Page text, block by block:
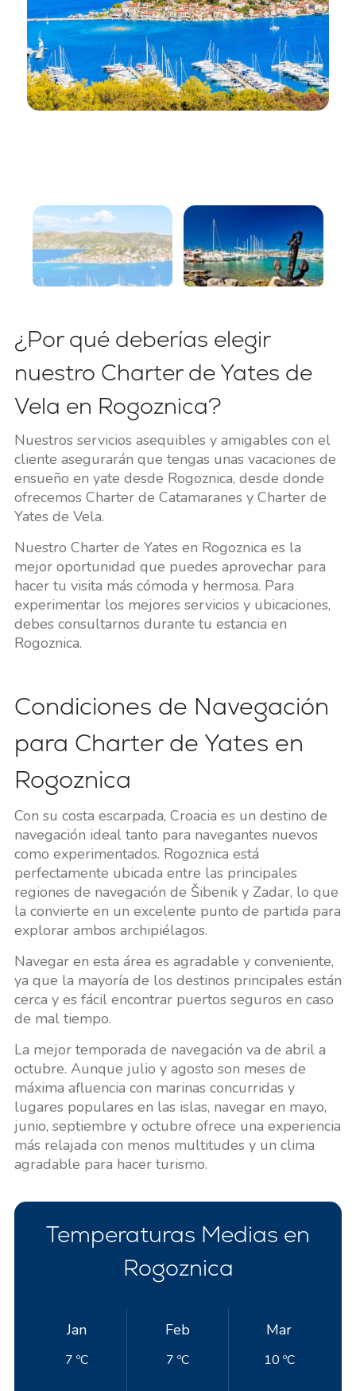
¿Por qué deberías elegir
nuestro Charter de Yates de
Vela en Rogoznica?
Nuestros servicios asequibles y amigables con el
cliente asegurarán que tengas unas vacaciones de
ensueño en yate desde Rogoznica, desde donde
ofrecemos Charter de Catamaranes y Charter de
Yates de Vela.
Nuestro Charter de Yates en Rogoznica es la
mejor oportunidad que puedes aprovechar para
hacer tu visita más cómoda y hermosa. Para
experimentar los mejores servicios y ubicaciones,
debes consultarnos durante tu estancia en
Rogoznica.
Condiciones de Navegación
para Charter de Yates en
Rogoznica
Con su costa escarpada, Croacia es un destino de
navegación ideal tanto para navegantes nuevos
como experimentados. Rogoznica está
perfectamente ubicada entre las principales
regiones de navegación de Šibenik y Zadar, lo que
la convierte en un excelente punto de partida para
explorar ambos archipiélagos.
Navegar en esta área es agradable y conveniente,
ya que la mayoría de los destinos principales están
cerca y es fácil encontrar puertos seguros en caso
de mal tiempo.
La mejor temporada de navegación va de abril a
octubre. Aunque julio y agosto son meses de
máxima afluencia con marinas concurridas y
lugares populares en las islas, navegar en mayo,
junio, septiembre y octubre ofrece una experiencia
más relajada con menos multitudes y un clima
agradable para hacer turismo.
Temperaturas Medias en
Rogoznica
Jan
7 ºC
Feb
7 ºC
Mar
10 ºC